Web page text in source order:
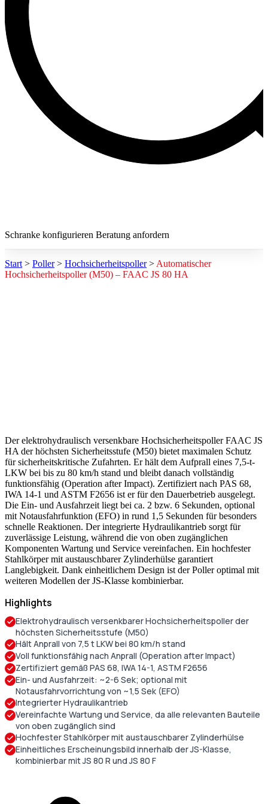
Schranke konfigurieren Beratung anfordern
Start > Poller> Hochsicherheitspoller> Automatischer
Hochsicherheitspoller (M50) – FAAC JS 80 HA
Der elektrohydraulisch versenkbare Hochsicherheitspoller FAAC JS
HA der höchsten Sicherheitsstufe (M50) bietet maximalen Schutz
für sicherheitskritische Zufahrten. Er hält dem Aufprall eines 7,5-t-
LKW bei bis zu 80 km/h stand und bleibt danach vollständig
funktionsfähig (Operation after Impact). Zertifiziert nach PAS 68,
IWA 14-1 und ASTM F2656 ist er für den Dauerbetrieb ausgelegt.
Die Ein- und Ausfahrzeit liegt bei ca. 2 bzw. 6 Sekunden, optional
mit Notausfahrfunktion (EFO) in rund 1,5 Sekunden für besonders
schnelle Reaktionen. Der integrierte Hydraulikantrieb sorgt für
zuverlässige Leistung, während die von oben zugänglichen
Komponenten Wartung und Service vereinfachen. Ein hochfester
Stahlkörper mit austauschbarer Zylinderhülse garantiert
Langlebigkeit. Dank einheitlichem Design ist der Poller optimal mit
weiteren Modellen der JS-Klasse kombinierbar.
Highlights
Elektrohydraulisch versenkbarer Hochsicherheitspoller der
höchsten Sicherheitsstufe (M50)
Hält Anprall von 7,5 t LKW bei 80 km/h stand
Voll funktionsfähig nach Anprall (Operation after Impact)
Zertifiziert gemäß PAS 68, IWA 14-1, ASTM F2656
Ein- und Ausfahrzeit: ~2-6 Sek; optional mit
Notausfahrvorrichtung von ~1,5 Sek (EFO)
Integrierter Hydraulikantrieb
Vereinfachte Wartung und Service, da alle relevanten Bauteile
von oben zugänglich sind
Hochfester Stahlkörper mit austauschbarer Zylinderhülse
Einheitliches Erscheinungsbild innerhalb der JS-Klasse,
kombinierbar mit JS 80 R und JS 80 F